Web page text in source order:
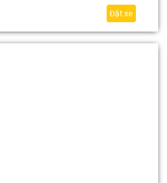
Đặt xe